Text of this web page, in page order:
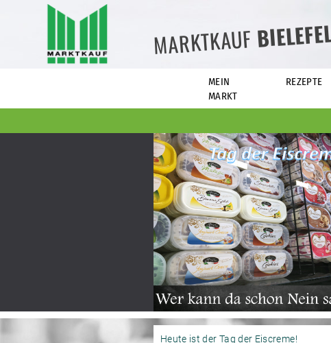
MARKTKAUF
MEIN
MARKT
REZEPTE
Heute ist der Tag der Eiscreme!